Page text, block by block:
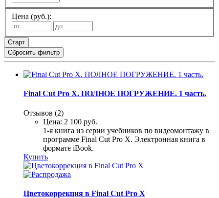
Цена (руб.):
Старт
Сбросить фильтр
Final Cut Pro X. ПОЛНОЕ ПОГРУЖЕНИЕ. 1 часть.
Отзывов (2)
Цена: 2 100 руб.
1-я книга из серии учебников по видеомонтажу в
программе Final Cut Pro X. Электронная книга в
формате iBook.
Купить
Цветокоррекция в Final Cut Pro X